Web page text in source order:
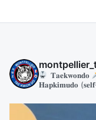
𝐓𝐚𝐞𝐤𝐰𝐨𝐧𝐝𝐨
𝐇𝐚𝐩𝐤𝐢𝐦𝐮𝐝𝐨